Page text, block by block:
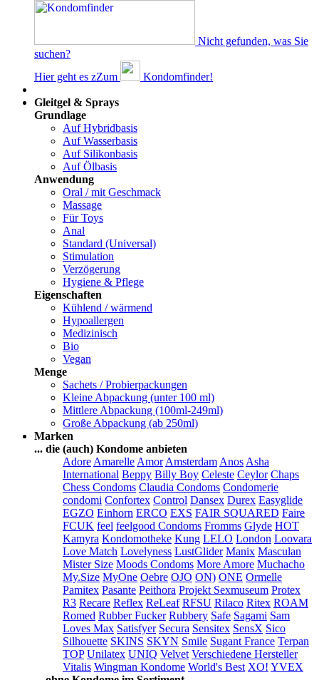
Nicht gefunden, was Sie
suchen?
Hier geht es zZum
Kondomfinder!
Gleitgel & Sprays
Grundlage
Auf Hybridbasis
Auf Wasserbasis
Auf Silikonbasis
Auf Ölbasis
Anwendung
Oral / mit Geschmack
Massage
Für Toys
Anal
Standard (Universal)
Stimulation
Verzögerung
Hygiene & Pflege
Eigenschaften
Kühlend / wärmend
Hypoallergen
Medizinisch
Bio
Vegan
Menge
Sachets / Probierpackungen
Kleine Abpackung (unter 100 ml)
Mittlere Abpackung (100ml-249ml)
Große Abpackung (ab 250ml)
Marken
... die (auch) Kondome anbieten
Adore Amarelle Amor Amsterdam Anos Asha
International Beppy Billy Boy Celeste Ceylor Chaps
Chess Condoms Claudia Condoms Condomerie
condomi Confortex Control Dansex Durex Easyglide
EGZO Einhorn ERCO EXS FAIR SQUARED Faire
FCUK feel feelgood Condoms Fromms Glyde HOT
Kamyra Kondomotheke Kung LELO London Loovara
Love Match Lovelyness LustGlider Manix Masculan
Mister Size Moods Condoms More Amore Muchacho
My.Size MyOne Oebre OJO ON) ONE Ormelle
Pamitex Pasante Peithora Projekt Sexmuseum Protex
R3 Recare Reflex ReLeaf RFSU Rilaco Ritex ROAM
Romed Rubber Fucker Rubbery Safe Sagami Sam
Loves Max Satisfyer Secura Sensitex SensX Sico
Silhouette SKINS SKYN Smile Sugant France Terpan
TOP Unilatex UNIQ Velvet Verschiedene Hersteller
Vitalis Wingman Kondome World's Best XO! YVEX